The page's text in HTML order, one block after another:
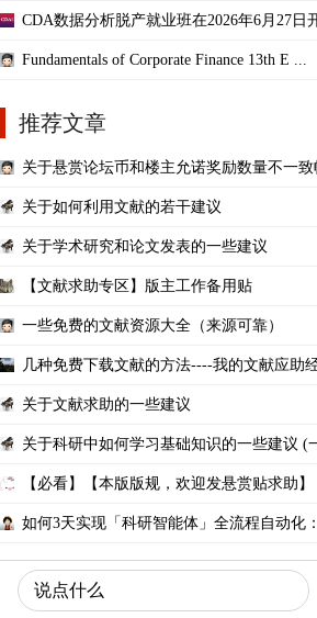
CDA数据分析脱产就业班在2026年6月27日
Fundamentals of Corporate Finance 13th E ...
推荐文章
关于悬赏论坛币和楼主允诺奖励数量不一致
关于如何利用文献的若干建议
关于学术研究和论文发表的一些建议
【文献求助专区】版主工作备用贴
一些免费的文献资源大全（来源可靠）
几种免费下载文献的方法----我的文献应助
关于文献求助的一些建议
关于科研中如何学习基础知识的一些建议 (
【必看】【本版版规，欢迎发悬赏贴求助】
如何3天实现「科研智能体」全流程自动化
说点什么